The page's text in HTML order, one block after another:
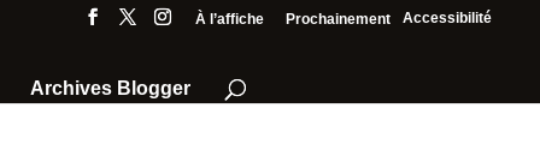
Accessibilité
À l’affiche Prochainement
Archives Blogger